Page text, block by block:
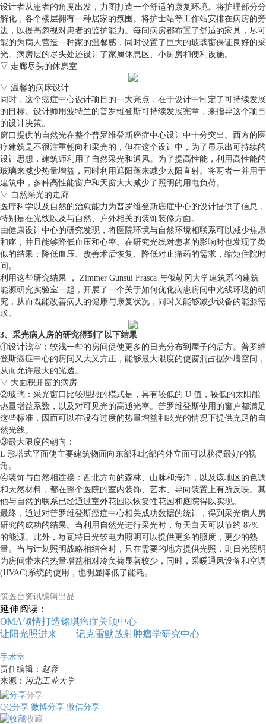
设计者从患者的角度出发，力图打造一个舒适的康复环境。将护理部分分
解化，各个楼层拥有一种居家的氛围。将护士站等工作站安排在病房的旁
边，以提高忽视对患者的监护能力。每间病房都布置了舒适的家具，尽可
能的为病人营造一种家的温馨感，同时设置了巨大的玻璃窗保证良好的采
光。病房层的尽头处还设计了家属休息区、小厨房和便利设施。
▽ 走廊尽头的休息室
▽ 温馨的病床设计
同时，这个癌症中心设计项目的一大亮点，在于设计中制定了可持续发展
的目标。设计师用波特兰的普罗维登斯可持续发展宪章，来指导这个项目
的设计决策。
窗口提供的自然光在整个普罗维登斯癌症中心设计中十分突出。西方的医
疗建筑是不很注重朝向和采光的，但在这个设计中，为了显示出可持续的
设计思想，建筑师利用了自然采光和通风。为了提高性能，利用高性能的
玻璃来减少热量增益，同时利用遮阳蓬来减少太阳直射。将两者一并用于
建筑中，多种高性能窗户和天窗大大减少了照明的用电负荷。
▽ 自然采光的走廊
医疗科学以及自然的治愈能力为普罗维登斯癌症中心的设计提供了信息，
特别是在光线以及与自然、户外相关的装饰装修方面。
由健康设计中心的研究发现，将医院环境与自然环境相联系可以减少焦虑
和疼，并且能够降低血压和心率。在研究光线对患者的影响时也发现了类
似的结果：降低血压、改善术后恢复、降低对止痛药的需求，缩短住院时
间。
利用这些研究结果 ， Zimmer Gunsul Frasca 与俄勒冈大学建筑系的建筑
能源研究实验室一起，开展了一个关于如何优化病患房间中光线环境的研
究，从而既能改善病人的健康与康复状况，同时又能够减少设备的能源需
求。
3、采光病人房的研究得到了以下结果
①设计浅室：较浅一些的房间促使更多的日光分布到屋子的后方。普罗维
登斯癌症中心的房间又大又方正，能够最大限度的使窗洞占据外墙空间，
从而允许最大的光透。
▽ 大面积开窗的病房
②玻璃：采光窗口比较理想的模式是，具有较低的 U 值，较低的太阳能
热量增益系数，以及对可见光的高通光率。普罗维登斯使用的窗户都满足
这些标准，因而可以在没有过度的热量增益和眩光的情况下提供充足的自
然光线。
③最大限度的朝向：
L 形塔式平面使主要建筑物面向东部和北部的外立面可以获得最好的视
角。
④装饰与自然相连接：西北方向的森林、山脉和海洋，以及该地区的色调
和天然材料，都在整个医院的室内装饰、艺术、导向装置上有所反映。其
他与自然的联系已经通过室外花园以恢复性花园和庭院得以实现。
最终，通过对普罗维登斯癌症中心相关成功数据的统计，得到采光病人房
研究的成功的结果。当利用自然光进行采光时，每天白天可以节约 87%
的能源。此外，每瓦特日光较电力照明可以提供更多的照度，更少的熟
量。当与计划照明战略相结合时，只在需要的地方提供光照，则日光照明
为房间带来的热量增益相对冷负荷显著较少，同时，采暖通风设备和空调
(HVAC)系统的使用，也明显降低了能耗。
筑医台资讯编辑出品
延伸阅读：
OMA倾情打造铭琪癌症关顾中心
让阳光照进来——记克雷默放射肿瘤学研究中心
手术室
责任编辑： 赵蓉
来源： 河北工业大学
分享
QQ分享 微博分享 微信分享
收藏